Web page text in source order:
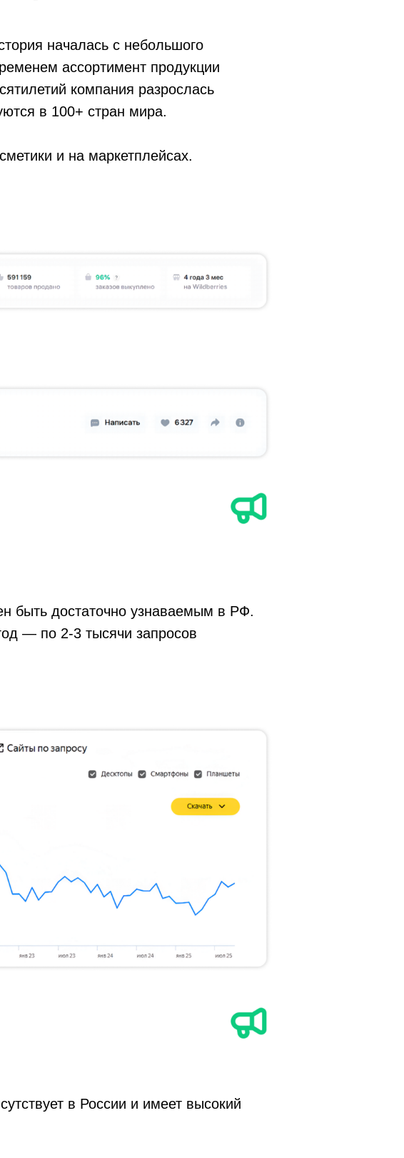
началась с небольшого
ассортимент продукции
компания разрослась
в 100+ стран мира.
и на маркетплейсах.
быть достаточно узнаваемым в РФ.
— по 2-3 тысячи запросов
в России и имеет высокий